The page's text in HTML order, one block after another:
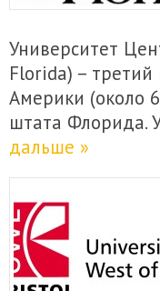
Университет
Florida) –
Америки (около
штата Флорида.
дальше »